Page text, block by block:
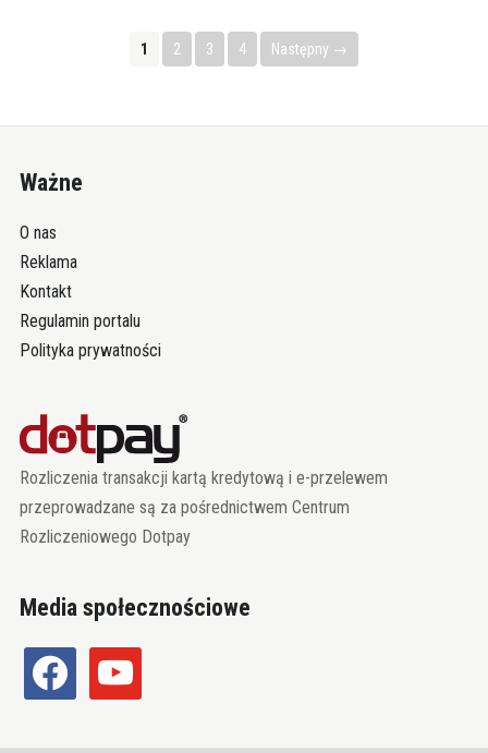
1 2 3 4 Następny →
Ważne
O nas
Reklama
Kontakt
Regulamin portalu
Polityka prywatności
Rozliczenia transakcji kartą kredytową i e-przelewem
przeprowadzane są za pośrednictwem Centrum
Rozliczeniowego Dotpay
Media społecznościowe
facebook youtube